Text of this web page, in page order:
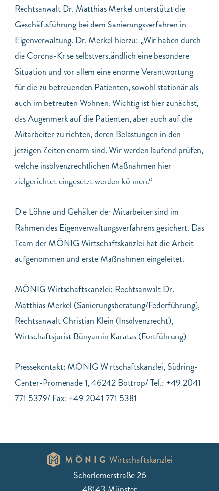
Rechtsanwalt Dr. Matthias Merkel unterstützt die
Geschäftsführung bei dem Sanierungsverfahren in
Eigenverwaltung. Dr. Merkel hierzu: „Wir haben durch
die Corona-Krise selbstverständlich eine besondere
Situation und vor allem eine enorme Verantwortung
für die zu betreuenden Patienten, sowohl stationär als
auch im betreuten Wohnen. Wichtig ist hier zunächst,
das Augenmerk auf die Patienten, aber auch auf die
Mitarbeiter zu richten, deren Belastungen in den
jetzigen Zeiten enorm sind. Wir werden laufend prüfen,
welche insolvenzrechtlichen Maßnahmen hier
zielgerichtet eingesetzt werden können.“
Die Löhne und Gehälter der Mitarbeiter sind im
Rahmen des Eigenverwaltungsverfahrens gesichert. Das
Team der MÖNIG Wirtschaftskanzlei hat die Arbeit
aufgenommen und erste Maßnahmen eingeleitet.
MÖNIG Wirtschaftskanzlei: Rechtsanwalt Dr.
Matthias Merkel (Sanierungsberatung/Federführung),
Rechtsanwalt Christian Klein (Insolvenzrecht),
Wirtschaftsjurist Bünyamin Karatas (Fortführung)
Pressekontakt: MÖNIG Wirtschaftskanzlei, Südring-
Center-Promenade 1, 46242 Bottrop/ Tel.: +49 2041
771 5379/ Fax: +49 2041 771 5381
MÖNIG Wirtschaftskanzlei
Schorlemerstraße 26